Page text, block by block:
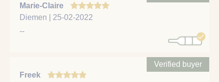
Marie-Claire
Diemen | 25-02-2022
--
Freek
Verified buyer